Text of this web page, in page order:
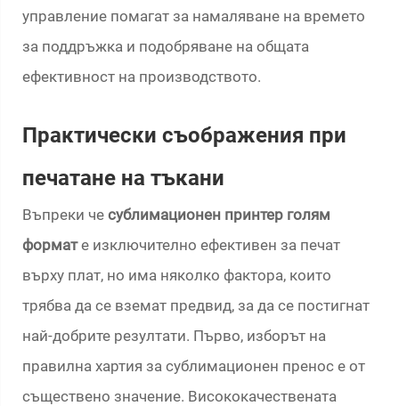
управление помагат за намаляване на времето
за поддръжка и подобряване на общата
ефективност на производството.
Практически съображения при
печатане на тъкани
Въпреки че сублимационен принтер голям
формате изключително ефективен за печат
върху плат, но има няколко фактора, които
трябва да се вземат предвид, за да се постигнат
най-добрите резултати. Първо, изборът на
правилна хартия за сублимационен пренос е от
съществено значение. Висококачествената